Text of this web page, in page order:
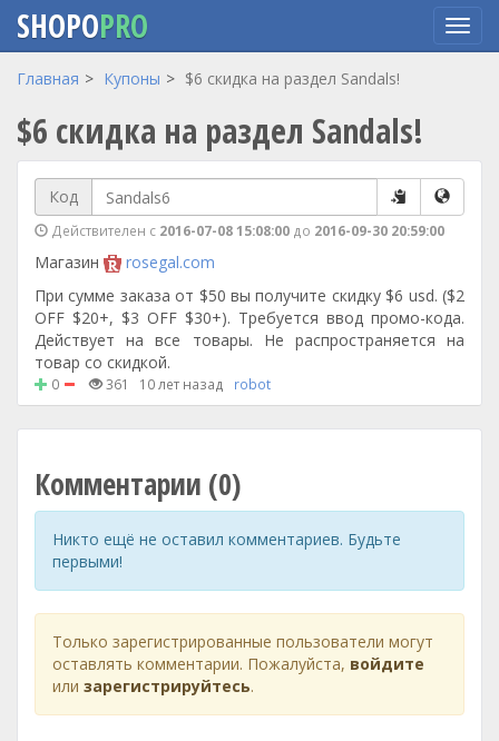
Перейти
основному
содержанию
SHOPOPRO
Главная Купоны $6 скидка на раздел Sandals!
$6 скидка на раздел Sandals!
Код
Действителен с 2016-07-08 15:08:00 до 2016-09-30 20:59:00
Магазин
rosegal.com
При сумме заказа от $50 вы получите скидку $6 usd. ($2
OFF $20+, $3 OFF $30+). Требуется ввод промо-кода.
Действует на все товары. Не распространяется на
товар со скидкой.
0 361 10 лет назад robot
Комментарии (0)
Никто ещё не оставил комментариев. Будьте
первыми!
Только зарегистрированные пользователи могут
оставлять комментарии. Пожалуйста, войдите
или зарегистрируйтесь.